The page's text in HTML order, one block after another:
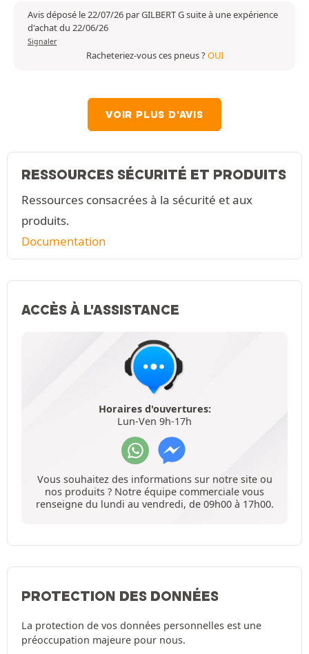
Avis déposé le 22/07/26 par GILBERT G suite à une expérience
d'achat du 22/06/26
Signaler
Racheteriez-vous ces pneus ?OUI
VOIR PLUS D'AVIS
RESSOURCES SÉCURITÉ ET PRODUITS
Ressources consacrées à la sécurité et aux
produits.
Documentation
ACCÈS À L'ASSISTANCE
Horaires d'ouvertures:
Lun-Ven 9h-17h
Vous souhaitez des informations sur notre site ou
nos produits ? Notre équipe commerciale vous
renseigne du lundi au vendredi, de 09h00 à 17h00.
PROTECTION DES DONNÉES
La protection de vos données personnelles est une
préoccupation majeure pour nous.